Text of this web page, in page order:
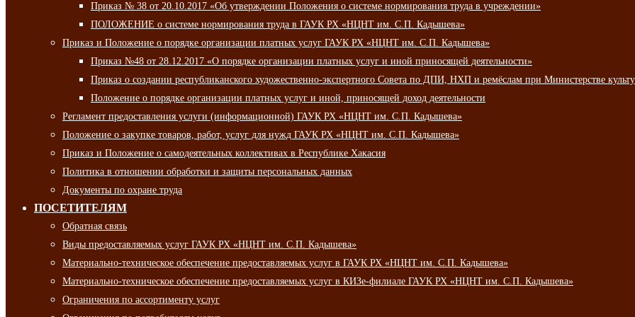
Приказ № 38 от 20.10.2017 «Об утверждении Положения о системе нормирования труда в учреждении»
ПОЛОЖЕНИЕ о системе нормирования труда в ГАУК РХ «НЦНТ им. С.П. Кадышева»
Приказ и Положение о порядке организации платных услуг ГАУК РХ «НЦНТ им. С.П. Кадышева»
Приказ №48 от 28.12.2017 «О порядке организации платных услуг и иной приносящей деятельности»
Приказ о создании республиканского художественно-экспертного Совета по ДПИ, НХП и ремёслам при Министерстве
Положение о порядке организации платных услуг и иной, приносящей доход деятельности
Регламент предоставления услуги (информационной) ГАУК РХ «НЦНТ им. С.П. Кадышева»
Положение о закупке товаров, работ, услуг для нужд ГАУК РХ «НЦНТ им. С.П. Кадышева»
Приказ и Положение о самодеятельных коллективах в Республике Хакасия
Политика в отношении обработки и защиты персональных данных
Документы по охране труда
ПОСЕТИТЕЛЯМ
Обратная связь
Виды предоставляемых услуг ГАУК РХ «НЦНТ им. С.П. Кадышева»
Материально-техническое обеспечение предоставляемых услуг в ГАУК РХ «НЦНТ им. С.П. Кадышева»
Материально-техническое обеспечение предоставляемых услуг в КИЗе-филиале ГАУК РХ «НЦНТ им. С.П. Кадышева»
Ограничения по ассортименту услуг